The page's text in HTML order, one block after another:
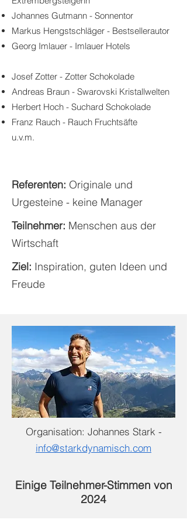
Johannes Gutmann - Sonnentor
Markus Hengstschläger - Bestsellerautor
Georg Imlauer - Imlauer Hotels
Josef Zotter - Zotter Schokolade
Andreas Braun - Swarovski Kristallwelten
Herbert Hoch - Suchard Schokolade
Franz Rauch - Rauch Fruchtsäfte
u.v.m.
Referenten: Originale und
Urgesteine - keine Manager
Teilnehmer: Menschen aus der
Wirtschaft
Ziel: Inspiration, guten Ideen und
Freude
Organisation: Johannes Stark -
info@starkdynamisch.com
Einige Teilnehmer-Stimmen von
2024